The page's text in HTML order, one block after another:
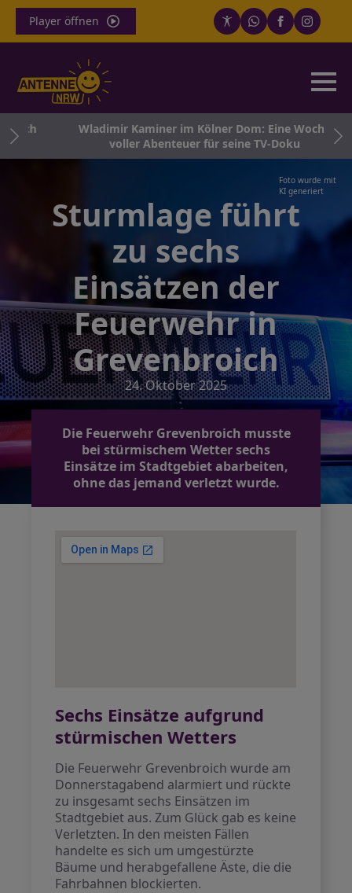
Player öffnen
Wladimir Kaminer im Kölner Dom: Eine Woche
voller Abenteuer für seine TV-Doku
Foto wurde mit
KI generiert
Sturmlage führt
zu sechs
Einsätzen der
Feuerwehr in
Grevenbroich
24. Oktober 2025
Die Feuerwehr Grevenbroich musste
bei stürmischem Wetter sechs
Einsätze im Stadtgebiet abarbeiten,
ohne das jemand verletzt wurde.
Sechs Einsätze aufgrund
stürmischen Wetters
Die Feuerwehr Grevenbroich wurde am
Donnerstagabend alarmiert und rückte
zu insgesamt sechs Einsätzen im
Stadtgebiet aus. Zum Glück gab es keine
Verletzten. In den meisten Fällen
handelte es sich um umgestürzte
Bäume und herabgefallene Äste, die die
Fahrbahnen blockierten.